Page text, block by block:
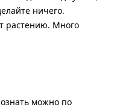
ничего.
растению. Много
можно по